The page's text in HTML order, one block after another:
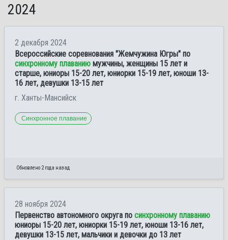
2024
2 декабря 2024
Всероссийские соревнования "Жемчужина Югры" по
синхронному плаванию мужчины, женщины 15 лет и
старше, юниоры 15-20 лет, юниорки 15-19 лет, юноши 13-
16 лет, девушки 13-15 лет
г. Ханты-Мансийск
Синхронное плавание
Обновлено 2 года назад
28 ноября 2024
Первенство автономного округа по синхронному плаванию
юниоры 15-20 лет, юниорки 15-19 лет, юноши 13-16 лет,
девушки 13-15 лет, мальчики и девочки до 13 лет